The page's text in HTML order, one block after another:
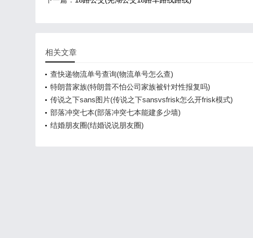
相关文章
查快递物流单号查询(物流单号怎么查)
特朗普家族(特朗普不怕公司家族被针对性报复吗)
传说之下sans图片(传说之下sansvsfrisk怎么开frisk模式)
部落冲突七本(部落冲突七本能建多少墙)
结婚朋友圈(结婚说说朋友圈)